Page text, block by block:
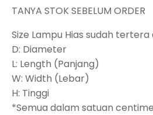
TANYA STOK SEBELUM ORDER
Size Lampu Hias sudah
D: Diameter
L: Length (Panjang)
W: Width (Lebar)
H: Tinggi
*Semua dalam satuan